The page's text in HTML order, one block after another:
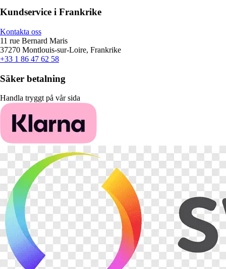
Kundservice i Frankrike
Kontakta oss
11 rue Bernard Maris
37270 Montlouis-sur-Loire, Frankrike
+33 1 86 47 62 58
Säker betalning
Handla tryggt på vår sida